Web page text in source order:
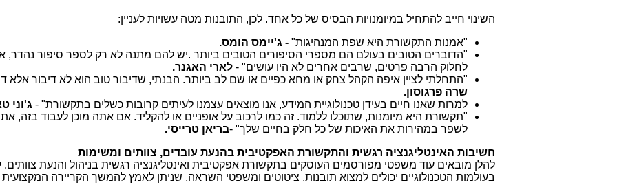
השינוי חייב להתחיל במיומנויות הבסיס של כל אחד. לכן, התובנות מטה עשויות לעניין:
"אמנות התקשורת היא שפת המנהיגות"- ג'יימס הומס.
"הדוברים הטובים בעולם הם מספרי הסיפורים הטובים ביותר .יש להם מתנה לא רק לספר סיפור נהדר,
לחלוק הרבה פרטים, שרבים אחרים לא היו עושים" -לארי האגנר.
"התחלתי לציין איפה הקהל צחק או מחא כפיים או שם לב ביותר. הבנתי, שדיבור טוב הוא לא דיבור אלא
שרה פרגוסון.
למרות שאנו חיים בעידן טכנולוגיית המידע, אנו מוצאים עצמנו לעיתים קרובות כשלים בתקשורת" - ג'וני
"תקשורת היא מיומנות, שתוכלו ללמוד. זה כמו לרכוב על אופניים או להקליד. אם אתה מוכן לעבוד בזה,
לשפר במהירות את האיכות של כל חלק בחיים שלך" -בריאן טרייסי.
חשיבות האינטליגנציה רגשית והתקשורת האפקטיבית בהנעת עובדים, צוותים ומשימות
להלן מובאים עוד משפטי מפורסמים העוסקים בתקשורת אפקטיבית ואינטליגנציה רגשית בניהול והנעת צוותים.
בעולמות הטכנולוגיים יכולים למצוא תובנות, ציטוטים ומשפטי השראה, שניתן לאמץ להמשך הקריירה המקצועית